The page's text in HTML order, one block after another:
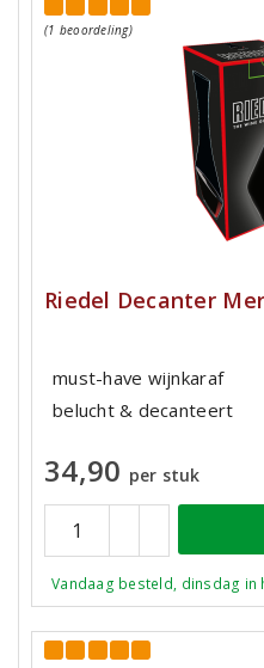
(1 beoordeling)
Riedel Decanter
must-have wijnkaraf
belucht & decanteert
34,90 per stuk
Vandaag besteld, dinsdag in